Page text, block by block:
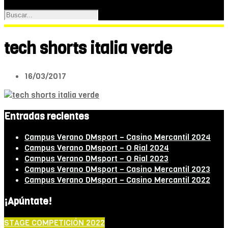
tech shorts italia verde
16/03/2017
Entradas recientes
Campus Verano DMsport – Casino Mercantil 2024
Campus Verano DMsport – O Rial 2024
Campus Verano DMsport – O Rial 2023
Campus Verano DMsport – Casino Mercantil 2023
Campus Verano DMsport – Casino Mercantil 2022
¡Apúntate!
STAGE COMPETICIÓN 2022